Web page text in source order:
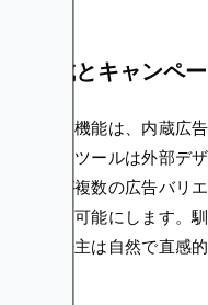
告作成とキャンペ
際立った機能は、内蔵広
の強力なツールは外部デ
広告主が複数の広告バリ
ることを可能にします。
り、広告主は自然で直感